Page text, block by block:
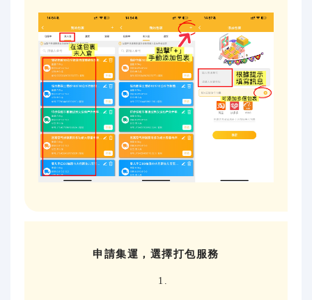
申請集運，選擇打包服務